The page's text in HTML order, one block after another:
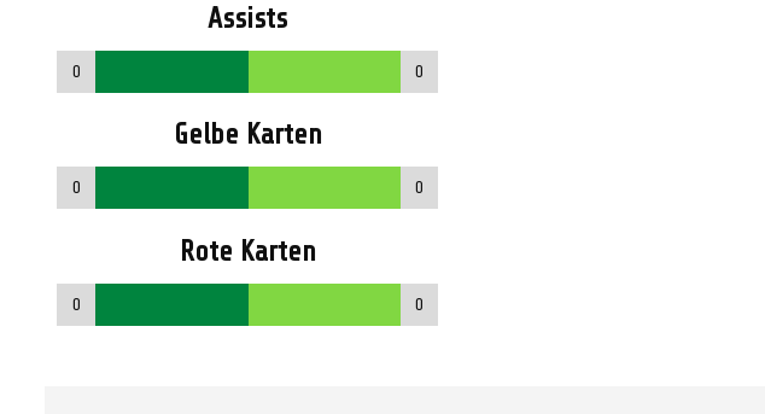
Assists
0 0
Gelbe Karten
0 0
Rote Karten
0 0